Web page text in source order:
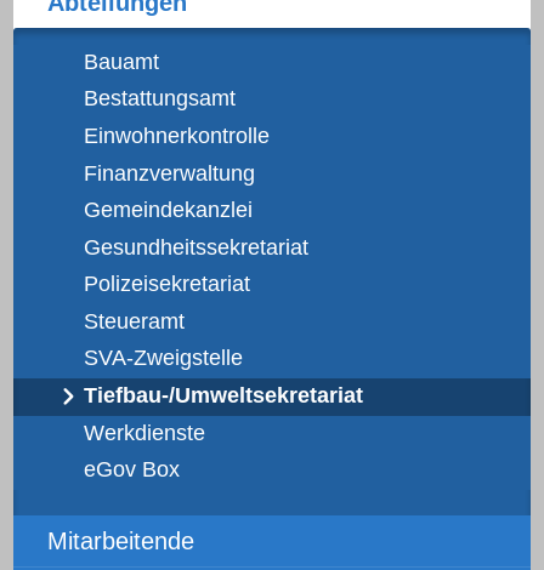
Bauamt
Bestattungsamt
Einwohnerkontrolle
Finanzverwaltung
Gemeindekanzlei
Gesundheitssekretariat
Polizeisekretariat
Steueramt
SVA-Zweigstelle
Tiefbau-/Umweltsekretariat
Werkdienste
eGov Box
Mitarbeitende